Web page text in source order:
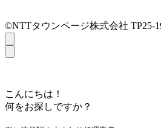
©NTTタウンページ株式会社 TP25-
こんにちは！
何をお探しですか？